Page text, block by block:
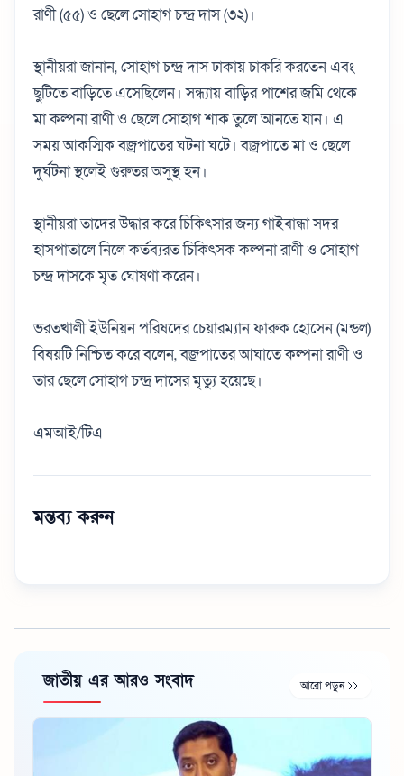
রাণী (৫৫) ও ছেলে সোহাগ চন্দ্র দাস (৩২)।
‎স্থানীয়রা জানান, সোহাগ চন্দ্র দাস ঢাকায় চাকরি করতেন এবং
ছুটিতে বাড়িতে এসেছিলেন। সন্ধ্যায় বাড়ির পাশের জমি থেকে
মা কল্পনা রাণী ও ছেলে সোহাগ শাক তুলে আনতে যান। এ
সময় আকস্মিক বজ্রপাতের ঘটনা ঘটে। বজ্রপাতে মা ও ছেলে
দুর্ঘটনা স্থলেই গুরুতর অসুস্থ হন।
স্থানীয়রা তাদের উদ্ধার করে চিকিৎসার জন্য গাইবান্ধা সদর
হাসপাতালে নিলে কর্তব্যরত চিকিৎসক কল্পনা রাণী ও সোহাগ
চন্দ্র দাসকে মৃত ঘোষণা করেন।
‎ভরতখালী ইউনিয়ন পরিষদের চেয়ারম্যান ফারুক হোসেন (মন্ডল)
বিষয়টি নিশ্চিত করে বলেন, বজ্রপাতের আঘাতে কল্পনা রাণী ও
তার ছেলে সোহাগ চন্দ্র দাসের মৃত্যু হয়েছে।
এমআই/টিএ
মন্তব্য করুন
জাতীয় এর আরও সংবাদ আরো পড়ুন